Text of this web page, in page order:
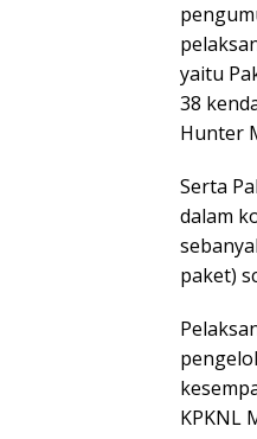
yaitu
38
Hunter
Serta
dalam
paket)
KPKNL